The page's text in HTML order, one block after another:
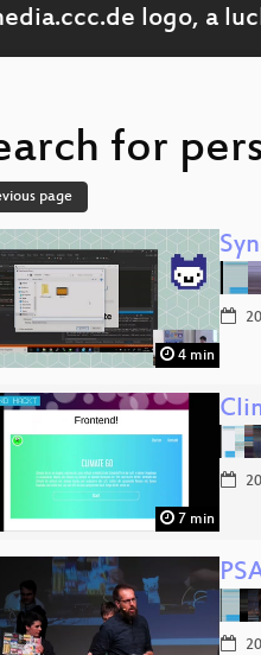
for
page
4 min
7 min